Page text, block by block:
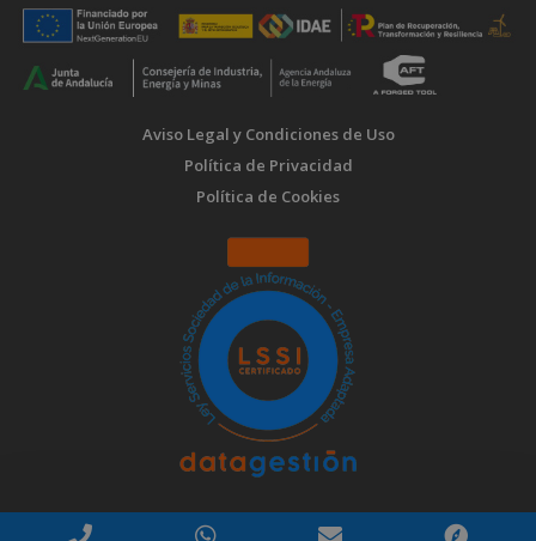
Aviso Legal y Condiciones de Uso
Política de Privacidad
Política de Cookies